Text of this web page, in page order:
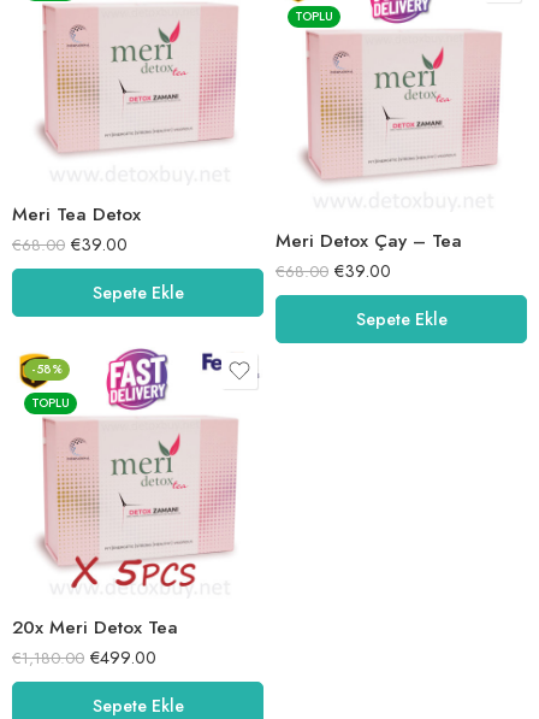
Meri Tea Detox
€68.00 €39.00
Sepete Ekle
TOPLU
Meri Detox Çay – Tea
€68.00 €39.00
Sepete Ekle
-58%
TOPLU
20x Meri Detox Tea
€1,180.00 €499.00
Sepete Ekle